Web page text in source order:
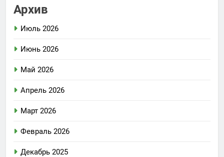
Архив
Июль 2026
Июнь 2026
Май 2026
Апрель 2026
Март 2026
Февраль 2026
Декабрь 2025